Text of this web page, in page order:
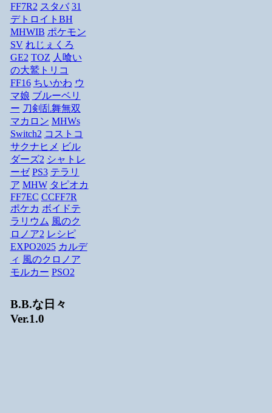
FF7R2 スタバ 31
デトロイトBH
MHWIB ポケモン
SV れじぇくろ
GE2 TOZ 人喰い
の大鷲トリコ
FF16 ちいかわ ウ
マ娘 ブルーベリ
ー 刀剣乱舞無双
マカロン MHWs
Switch2 コストコ
サクナヒメ ビル
ダーズ2 シャトレ
ーゼ PS3 テラリ
ア MHW タピオカ
FF7EC CCFF7R
ポケカ ボイドテ
ラリウム 風のク
ロノア2 レシピ
EXPO2025 カルデ
ィ 風のクロノア
モルカー PSO2
B.B.な日々
Ver.1.0